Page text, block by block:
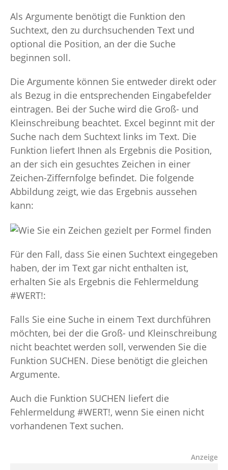
Als Argumente benötigt die Funktion den
Suchtext, den zu durchsuchenden Text und
optional die Position, an der die Suche
beginnen soll.
Die Argumente können Sie entweder direkt oder
als Bezug in die entsprechenden Eingabefelder
eintragen. Bei der Suche wird die Groß- und
Kleinschreibung beachtet. Excel beginnt mit der
Suche nach dem Suchtext links im Text. Die
Funktion liefert Ihnen als Ergebnis die Position,
an der sich ein gesuchtes Zeichen in einer
Zeichen-Ziffernfolge befindet. Die folgende
Abbildung zeigt, wie das Ergebnis aussehen
kann:
Für den Fall, dass Sie einen Suchtext eingegeben
haben, der im Text gar nicht enthalten ist,
erhalten Sie als Ergebnis die Fehlermeldung
#WERT!:
Falls Sie eine Suche in einem Text durchführen
möchten, bei der die Groß- und Kleinschreibung
nicht beachtet werden soll, verwenden Sie die
Funktion SUCHEN. Diese benötigt die gleichen
Argumente.
Auch die Funktion SUCHEN liefert die
Fehlermeldung #WERT!, wenn Sie einen nicht
vorhandenen Text suchen.